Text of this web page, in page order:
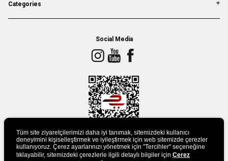
Categories
Social Media
DOWLAND APP
Tüm site ziyaretçilerimizi daha iyi tanımak, sitemizdeki kullanıcı
deneyimini kişiselleştirmek ve iyileştirmek için web sitemizde çerezler
kullanıyoruz. Çerez ayarlarınızı yönetmek için "Tercihler" seçeneğine
tıklayabilir, sitemizdeki çerezlerle ilgili detaylı bilgiler için Çerez